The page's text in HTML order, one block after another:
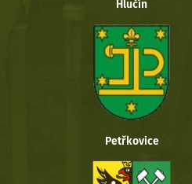
Hlučín
Petřkovice